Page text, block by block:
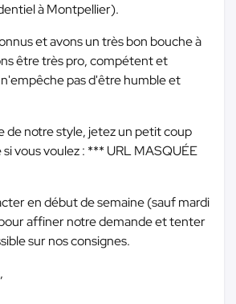
à Montpellier).
et avons un très bon bouche à
être très pro, compétent et
pas d'être humble et
de notre style, jetez un petit coup
vous voulez : *** URL MASQUÉE
en début de semaine (sauf mardi
affiner notre demande et tenter
sur nos consignes.